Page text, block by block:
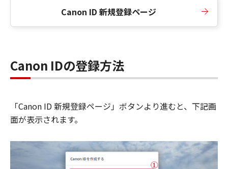
Canon ID 新規登録ページ
Canon IDの登録方法
「Canon ID 新規登録ページ」ボタンより進むと、下記画
面が表示されます。